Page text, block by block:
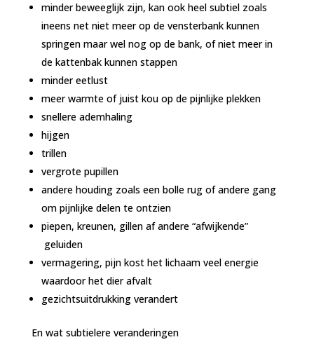
minder beweeglijk zijn, kan ook heel subtiel zoals
ineens net niet meer op de vensterbank kunnen
springen maar wel nog op de bank, of niet meer in
de kattenbak kunnen stappen
minder eetlust
meer warmte of juist kou op de pijnlijke plekken
snellere ademhaling
hijgen
trillen
vergrote pupillen
andere houding zoals een bolle rug of andere gang
om pijnlijke delen te ontzien
piepen, kreunen, gillen af andere “afwijkende”
geluiden
vermagering, pijn kost het lichaam veel energie
waardoor het dier afvalt
gezichtsuitdrukking verandert
En wat subtielere veranderingen